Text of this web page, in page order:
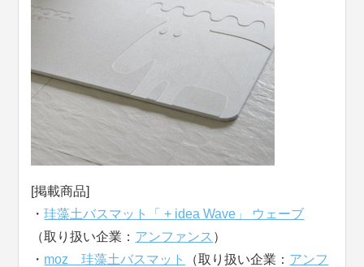
[掲載商品]
・珪藻土バスマット「 + idea Wave」 ウェーブ
（取り扱い企業： アンファンス ）
・ moz 珪藻土バスマット （取り扱い企業： アンフ